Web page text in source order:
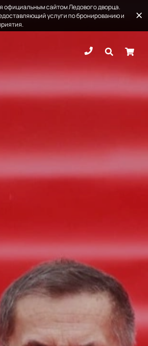
официальным сайтом Ледового дворца.
услуги по бронированию и